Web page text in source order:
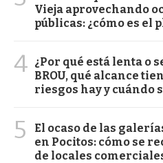
Vieja aprovechando
públicas: ¿cómo es el
4 ¿Por qué está lenta o
BROU, qué alcance
riesgos hay y cuándo
5
El ocaso de las
en Pocitos: cómo se
de locales